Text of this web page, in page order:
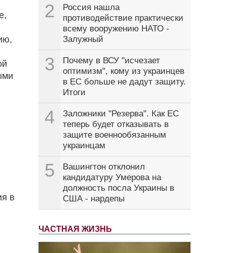
2
Россия нашла
противодействие практически
всему вооружению НАТО -
Залужный
3
Почему в ВСУ "исчезает
оптимизм", кому из украинцев
в ЕС больше не дадут защиту.
Итоги
4
Заложники "Резерва". Как ЕС
теперь будет отказывать в
защите военнообязанным
украинцам
5
Вашингтон отклонил
кандидатуру Умерова на
должность посла Украины в
США - нардепы
ЧАСТНАЯ ЖИЗНЬ
в